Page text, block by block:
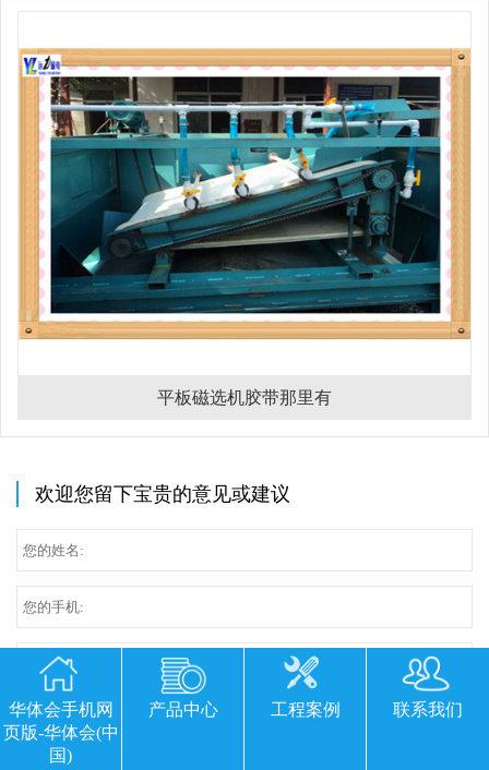
平板磁选机胶带那里有
欢迎您留下宝贵的意见或建议
华体会手机网
页版-华体会(中
国)
产品中心 工程案例 联系我们